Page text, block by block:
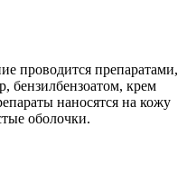
проводится препаратами,
бензилбензоатом, крем
наносятся на кожу
оболочки.